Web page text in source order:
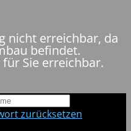
nicht erreichbar, da
befindet.
Sie erreichbar.
zurücksetzen